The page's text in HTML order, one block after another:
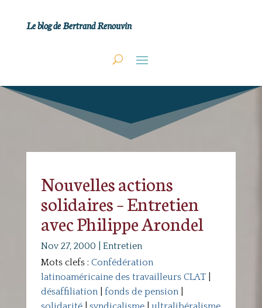
Le blog de Bertrand Renouvin
Nouvelles actions
solidaires – Entretien
avec Philippe Arondel
Nov 27, 2000
Entretien
Mots clefs : Confédération
latinoaméricaine des travailleurs CLAT|
désaffiliation| fonds de pension|